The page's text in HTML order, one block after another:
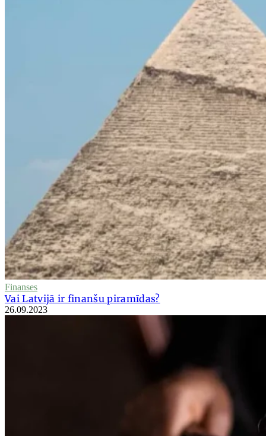
Finanses
Vai Latvijā ir finanšu piramīdas?
26.09.2023